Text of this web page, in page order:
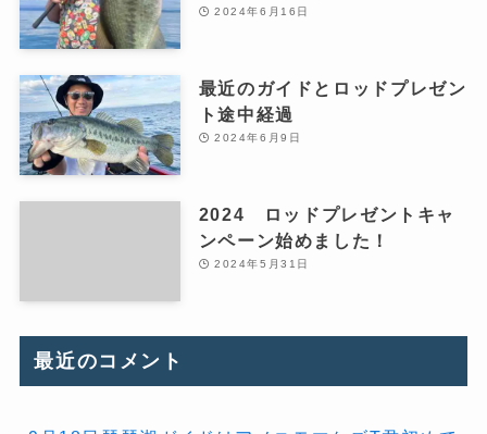
2024年6月16日
最近のガイドとロッドプレゼン
ト途中経過
2024年6月9日
2024 ロッドプレゼントキャ
ンペーン始めました！
2024年5月31日
最近のコメント